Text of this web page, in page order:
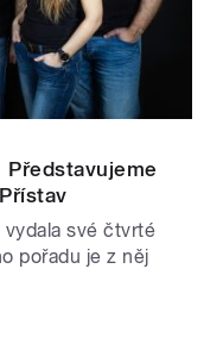
Představujeme
vydala své čtvrté
pořadu je z něj